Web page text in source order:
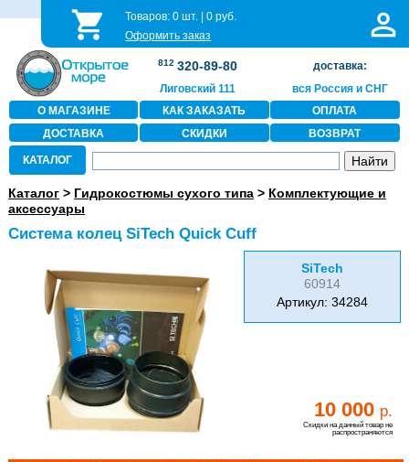
Товаров:0 шт. |0 руб.
Оформить заказ
812 320-89-80
Лиговский 111
доставка:
вся Россия и СНГ
О МАГАЗИНЕ
КАК ЗАКАЗАТЬ
ОПЛАТА
ДОСТАВКА
СКИДКИ ВОЗВРАТ
КАТАЛОГ
Каталог> Гидрокостюмы сухого типа> Комплектующие и
аксессуары
Система колец SiTech Quick Cuff
SiTech
60914
Артикул: 34284
10 000 р.
Скидки на данный товар не
распространяются